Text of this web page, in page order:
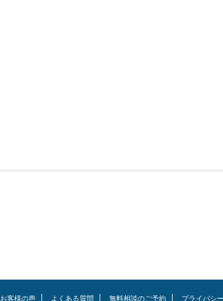
お客様の声 よくある質問 無料相談のご予約 プライバシ